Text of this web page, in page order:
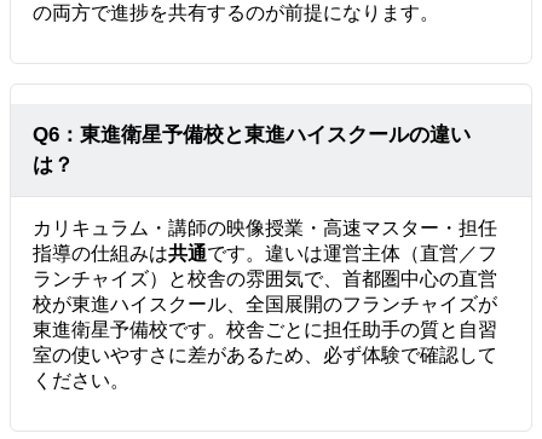
の両方で進捗を共有するのが前提になります。
Q6：東進衛星予備校と東進ハイスクールの違い
は？
カリキュラム・講師の映像授業・高速マスター・担任
指導の仕組みは共通です。違いは運営主体（直営／フ
ランチャイズ）と校舎の雰囲気で、首都圏中心の直営
校が東進ハイスクール、全国展開のフランチャイズが
東進衛星予備校です。校舎ごとに担任助手の質と自習
室の使いやすさに差があるため、必ず体験で確認して
ください。